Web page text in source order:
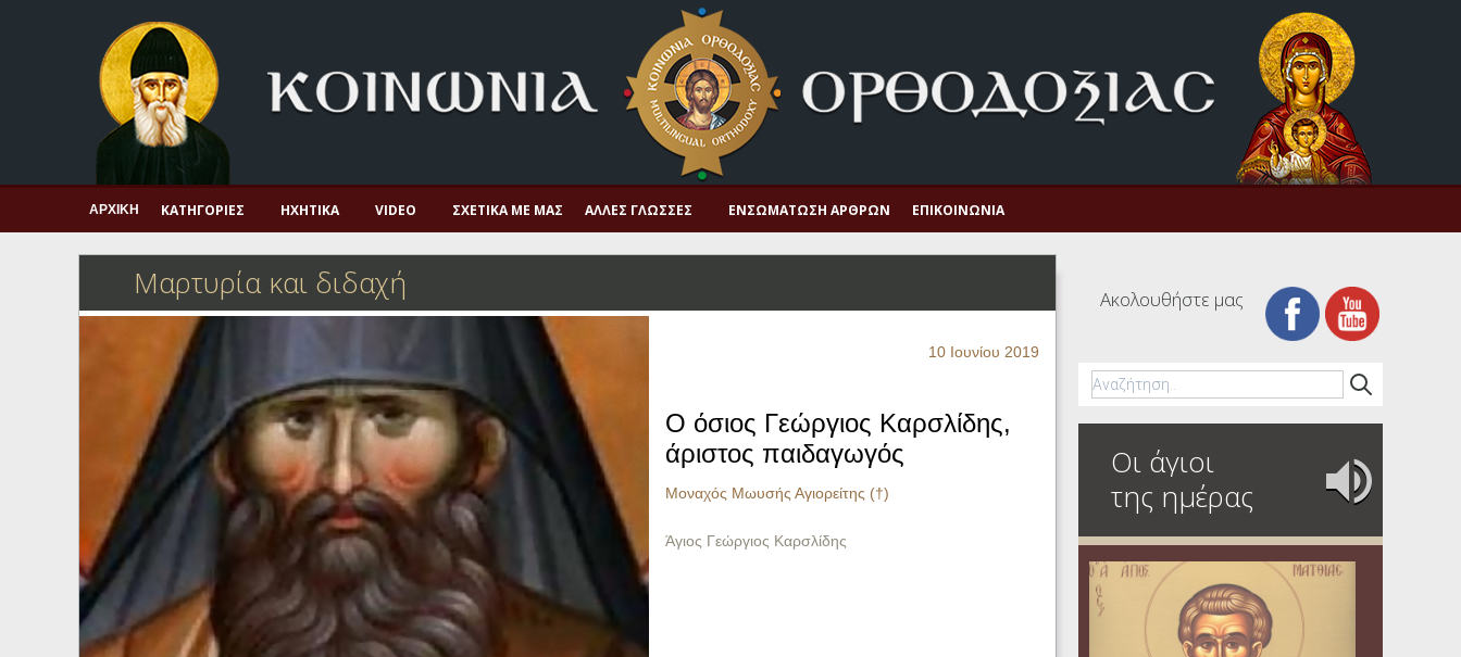
Πνευματική ζωή
Μαρτυρία και διδαχή
Λατρεία και προσευχή
Αγιολόγιο – Εορτολόγιο
Η πίστη στην εποχή μας
Ορθόδοξη οικογένεια
Ορθόδοξο προσκυνητάριο
Σκέψεις-προβληματισμοί
ΑΡΧΙΚΉ ΚΑΤΗΓΟΡΊΕΣ ΗΧΗΤΙΚΆ VIDEO ΣΧΕΤΙΚΆ ΜΕ ΜΑΣ ΆΛΛΕΣ ΓΛΏΣΣΕΣ ΕΝΣΩΜΆΤΩΣΗ ΆΡΘΡΩΝ ΕΠΙΚΟΙΝΩΝΊΑ
Μαρτυρία και διδαχή
10 Ιουνίου 2019
Ο όσιος Γεώργιος Καρσλίδης,
άριστος παιδαγωγός
Μοναχός Μωυσής Αγιορείτης (†)
Άγιος Γεώργιος Καρσλίδης
Ακολουθήστε μας
Οι άγιοι
της ημέρας